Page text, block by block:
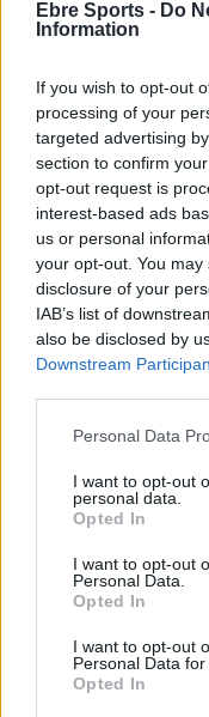
Ebre Sports - Do
Information
If you wish to opt-out
processing of your
targeted advertising
section to confirm
opt-out request is
interest-based ads
us or personal
your opt-out. You
disclosure of your
IAB’s list of
also be disclosed by
Downstream
Personal Data
I want to opt-out
personal data.
Opted In
I want to opt-out
Personal Data.
Opted In
I want to opt-out
Personal Data for
Opted In
Deseu el meu
aquest navegador per
Captcha 10 - 4 = ?
Please
characters